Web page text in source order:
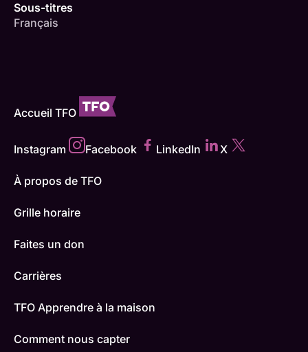
Sous-titres
Français
Accueil TFO
Instagram Facebook LinkedIn X
À propos de TFO
Grille horaire
Faites un don
Carrières
TFO Apprendre à la maison
Comment nous capter